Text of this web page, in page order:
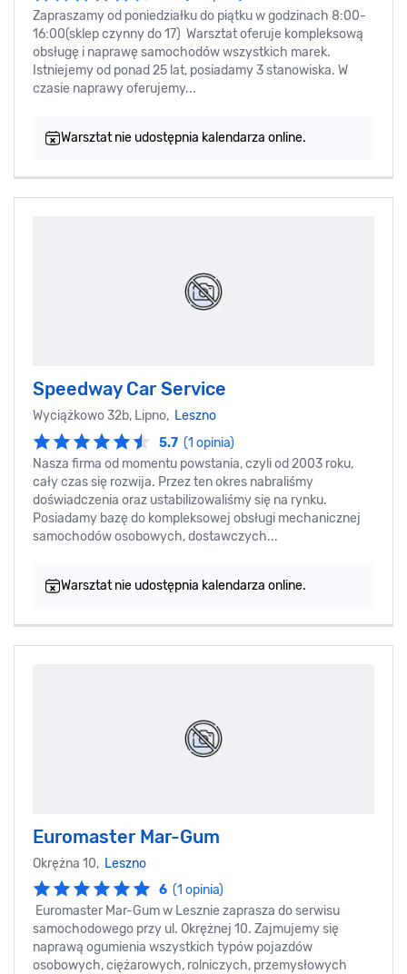
Zapraszamy od poniedziałku do piątku w godzinach 8:00-
16:00(sklep czynny do 17) Warsztat oferuje kompleksową
obsługę i naprawę samochodów wszystkich marek.
Istniejemy od ponad 25 lat, posiadamy 3 stanowiska. W
czasie naprawy oferujemy...
Warsztat nie udostępnia kalendarza online.
Speedway Car Service
Wyciążkowo 32b, Lipno, Leszno
5.7 (1 opinia)
Nasza firma od momentu powstania, czyli od 2003 roku,
cały czas się rozwija. Przez ten okres nabraliśmy
doświadczenia oraz ustabilizowaliśmy się na rynku.
Posiadamy bazę do kompleksowej obsługi mechanicznej
samochodów osobowych, dostawczych...
Warsztat nie udostępnia kalendarza online.
Euromaster Mar-Gum
Okrężna 10, Leszno
6 (1 opinia)
Euromaster Mar-Gum w Lesznie zaprasza do serwisu
samochodowego przy ul. Okrężnej 10. Zajmujemy się
naprawą ogumienia wszystkich typów pojazdów
osobowych, ciężarowych, rolniczych, przemysłowych